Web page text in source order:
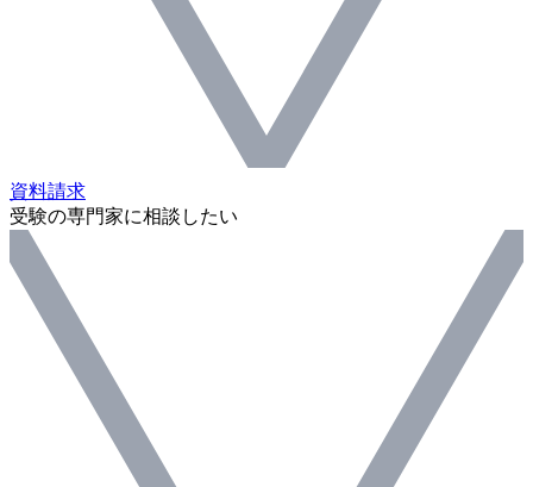
資料請求
受験の専門家に相談したい